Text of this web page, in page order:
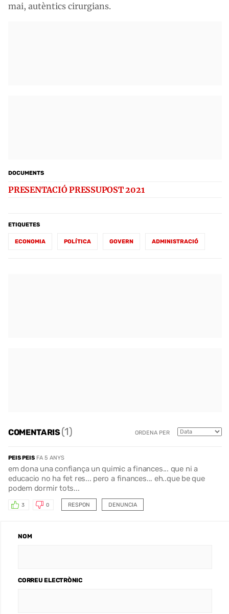
mai, autèntics cirurgians.
DOCUMENTS
PRESENTACIÓ PRESSUPOST 2021
ETIQUETES
ECONOMIA POLÍTICA GOVERN ADMINISTRACIÓ
COMENTARIS(1) ORDENA PER
PEIS PEIS FA 5 ANYS
em dona una confiança un quimic a finances... que ni a
educacio no ha fet res... pero a finances... eh..que be que
podem dormir tots...
RESPON
3 0 DENUNCIA
NOM
CORREU ELECTRÒNIC